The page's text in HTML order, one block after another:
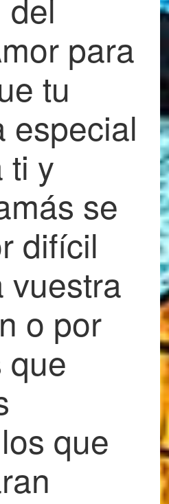
para
tu
especial
ti y
se
difícil
vuestra
o por
que
que